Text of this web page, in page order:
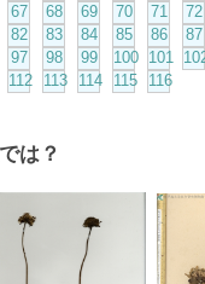
67 68 69 70 71
72
82 83 84 85 86
87
97 98 99 100 101
112 113 114 115 116
は？